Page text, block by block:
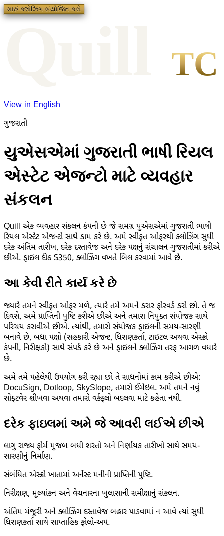
મારું ક્લોઝિંગ સંયોજિત કરો
TC
View in English
ગુજરાતી
યુએસએમાં ગુજરાતી ભાષી રિયલ
એસ્ટેટ એજન્ટો માટે વ્યવહાર
સંકલન
Quill એક વ્યવહાર સંકલન કંપની છે જે સમગ્ર યુએસએમાં ગુજરાતી ભાષી
રિયલ એસ્ટેટ એજન્ટો સાથે કામ કરે છે. અમે સ્વીકૃત ઓફરથી ક્લોઝિંગ સુધી
દરેક અંતિમ તારીખ, દરેક દસ્તાવેજ અને દરેક પક્ષનું સંચાલન ગુજરાતીમાં કરીએ
છીએ. ફાઇલ દીઠ $350, ક્લોઝિંગ વખતે બિલ કરવામાં આવે છે.
આ કેવી રીતે કાર્ય કરે છે
જ્યારે તમને સ્વીકૃત ઓફર મળે, ત્યારે તમે અમને કરાર ફોરવર્ડ કરો છો. તે જ
દિવસે, અમે પ્રાપ્તિની પુષ્ટિ કરીએ છીએ અને તમારા નિયુક્ત સંયોજક સાથે
પરિચય કરાવીએ છીએ. ત્યાંથી, તમારો સંયોજક ફાઇલની સમય-સારણી
બનાવે છે, બધા પક્ષો (સહકારી એજન્ટ, ધિરાણકર્તા, ટાઇટલ અથવા એસ્ક્રો
કંપની, નિરીક્ષકો) સાથે સંપર્ક કરે છે અને ફાઇલને ક્લોઝિંગ તરફ આગળ વધારે
છે.
અમે તમે પહેલેથી ઉપયોગ કરી રહ્યા છો તે સાધનોમાં કામ કરીએ છીએ:
DocuSign, Dotloop, SkySlope, તમારો ઈમેઇલ. અમે તમને નવું
સોફ્ટવેર શીખવા અથવા તમારો વર્કફ્લો બદલવા માટે કહેતા નથી.
દરેક ફાઇલમાં અમે જે આવરી લઈએ છીએ
લાગુ રાજ્ય ફોર્મ મુજબ બધી શરતો અને નિર્ણાયક તારીખો સાથે સમય-
સારણીનું નિર્માણ.
સંબંધિત એસ્ક્રો ખાતામાં અર્નેસ્ટ મનીની પ્રાપ્તિની પુષ્ટિ.
નિરીક્ષણ, મૂલ્યાંકન અને વેચનારના ખુલાસાની સમીક્ષાનું સંકલન.
અંતિમ મંજૂરી અને ક્લોઝિંગ દસ્તાવેજ બહાર પાડવામાં ન આવે ત્યાં સુધી
ધિરાણકર્તા સાથે સાપ્તાહિક ફોલો-અપ.